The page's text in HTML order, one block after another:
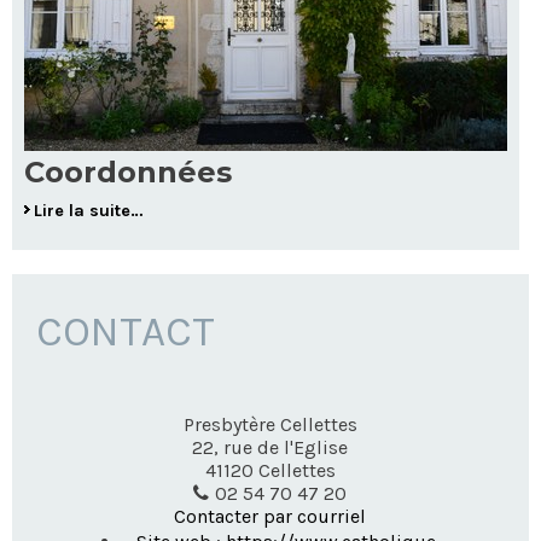
Coordonnées
Lire la suite…
CONTACT
Presbytère Cellettes
22, rue de l'Eglise
41120 Cellettes
02 54 70 47 20
Contacter par courriel